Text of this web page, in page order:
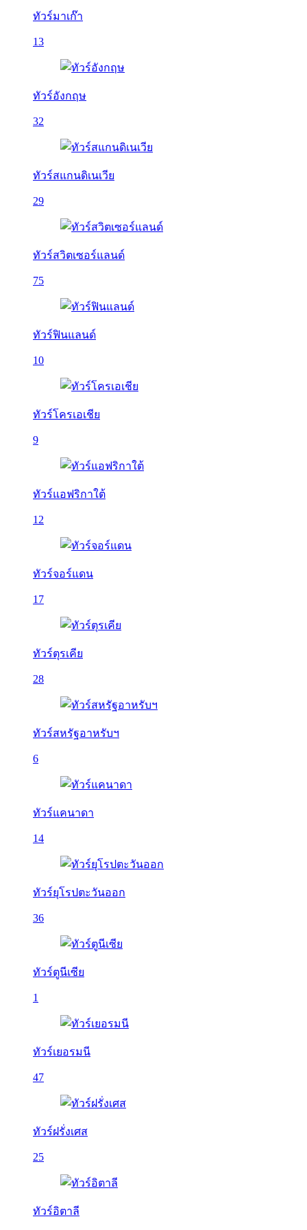
ทัวร์มาเก๊า
13
ทัวร์อังกฤษ
32
ทัวร์สแกนดิเนเวีย
29
ทัวร์สวิตเซอร์แลนด์
75
ทัวร์ฟินแลนด์
10
ทัวร์โครเอเชีย
9
ทัวร์แอฟริกาใต้
12
ทัวร์จอร์แดน
17
ทัวร์ตุรเคีย
28
ทัวร์สหรัฐอาหรับฯ
6
ทัวร์แคนาดา
14
ทัวร์ยุโรปตะวันออก
36
ทัวร์ตูนีเซีย
1
ทัวร์เยอรมนี
47
ทัวร์ฝรั่งเศส
25
ทัวร์อิตาลี